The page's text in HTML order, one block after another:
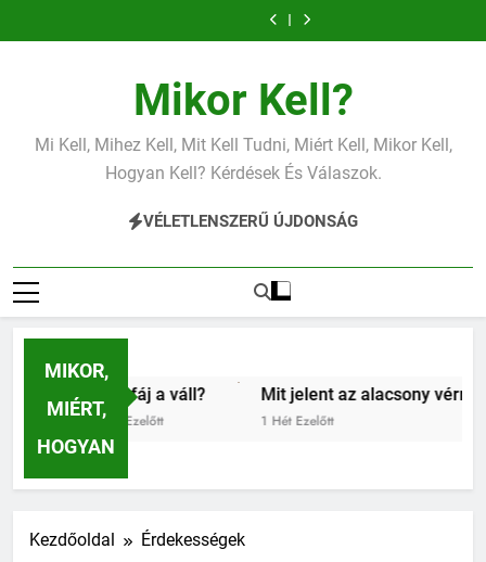
a
magas
alacsony vas?
Miért fáj a váll?
Mit jelent az
Mit jelent a
alacsony
vérnyomás?Mikor Kell?
Mi Kell, Mihez Kell, Mit Kell Tudni, Miért Kell, Mikor Kell,
Hogyan Kell? Kérdések És Válaszok.
VÉLETLENSZERŰ ÚJDONSÁG
MIKOR,
MIÉRT,
HOGYAN
fáj a váll?
Ezelőtt
Mit jelent az alacsony vérnyomás?
1 Hét Ezelőtt
Kezdőoldal Érdekességek